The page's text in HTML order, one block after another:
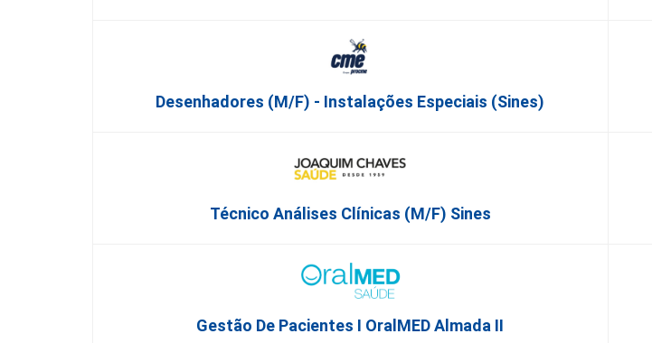
Desenhadores (m/f) - Instalações Especiais (Sines)
Técnico Análises Clínicas (M/F) Sines
Gestão De Pacientes I OralMED Almada II